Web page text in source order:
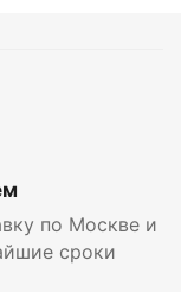
по Москве и
сроки